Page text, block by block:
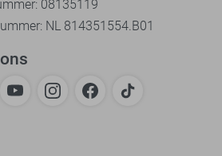
08135119
NL 814351554.B01